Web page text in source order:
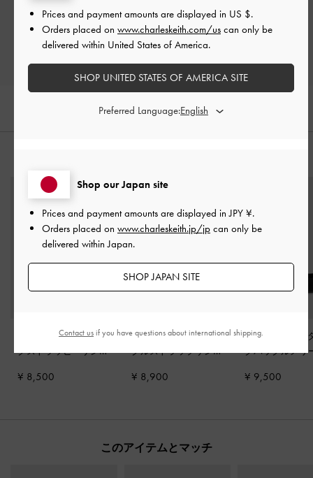
レビューを書く
Yara ヤラ ターンロッ
クストラッピーサンダ
¥ 8,500
ブロックヒール アン
クルストラップサンダ
¥ 8,900
Lando ランド メ
クバックルメリ
ク2
¥ 9,500
このアイテムとマッチ
Shop our Japan site
Prices and payment amounts are displayed inJPY ¥.
Orders placed on www.charleskeith.jp/jp can only be
delivered within Japan.
SHOP JAPAN SITE
Prices and payment amounts are displayed in US $.
Orders placed on www.charleskeith.com/us can only be
delivered within United States of America.
SHOP UNITED STATES OF AMERICA SITE
Preferred Language:
Contact usif you have questions about international shipping.